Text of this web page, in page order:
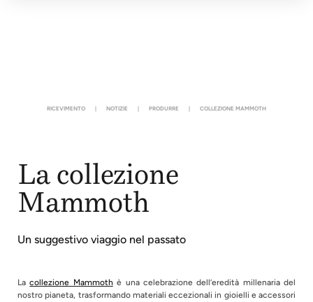
RICEVIMENTO | NOTIZIE | PRODURRE | COLLEZIONE MAMMOTH
La collezione
Mammoth
Un suggestivo viaggio nel passato
Lacollezione Mammoth è una celebrazione dell’eredità millenaria del
nostro pianeta, trasformando materiali eccezionali in gioielli e accessori